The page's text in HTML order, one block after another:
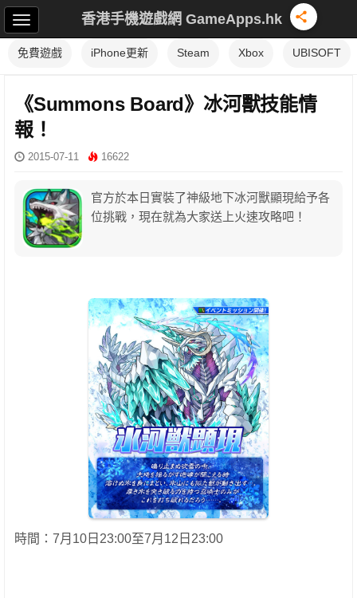
香港手機遊戲網 GameApps.hk
免費遊戲 iPhone更新 Steam Xbox UBISOFT
《Summons Board》冰河獸技能情
報！
2015-07-11 16622
官方於本日實裝了神級地下冰河獸顯現給予各
位挑戰，現在就為大家送上火速攻略吧！
時間：7月10日23:00至7月12日23:00